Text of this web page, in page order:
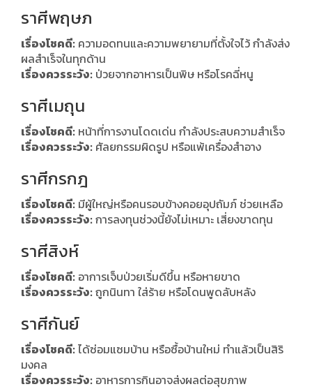
ราศีพฤษภ
เรื่องโชคดี: ความอดทนและความพยายามที่ตั้งใจไว้ กำลังส่ง
ผลสำเร็จในทุกด้าน
เรื่องควรระวัง: ป่วยจากอาหารเป็นพิษ หรือโรคฉี่หนู
ราศีเมถุน
เรื่องโชคดี: หน้าที่การงานโดดเด่น กำลังประสบความสำเร็จ
เรื่องควรระวัง: ศัลยกรรมผิดรูป หรือแพ้เครื่องสำอาง
ราศีกรกฎ
เรื่องโชคดี: มีผู้ใหญ่หรือคนรอบข้างคอยอุปถัมภ์ ช่วยเหลือ
เรื่องควรระวัง:การลงทุนช่วงนี้ยังไม่เหมาะ เสี่ยงขาดทุน
ราศีสิงห์
เรื่องโชคดี: อาการเจ็บป่วยเริ่มดีขึ้น หรือหายขาด
เรื่องควรระวัง:ถูกนินทา ใส่ร้าย หรือโดนพูดลับหลัง
ราศีกันย์
เรื่องโชคดี:ได้ซ่อมแซมบ้าน หรือซื้อบ้านใหม่ ทำแล้วเป็นสิริ
มงคล
เรื่องควรระวัง: อาหารการกินอาจส่งผลต่อสุขภาพ